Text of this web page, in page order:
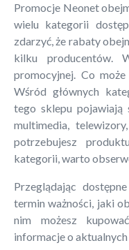
Promocje Neonet
wielu kategorii
zdarzyć, że rabaty
kilku producentów.
promocyjnej. Co
Wśród głównych
tego sklepu pojawiają
multimedia,
potrzebujesz
kategorii, warto
Przeglądając
termin ważności, jaki
nim możesz
informacje o